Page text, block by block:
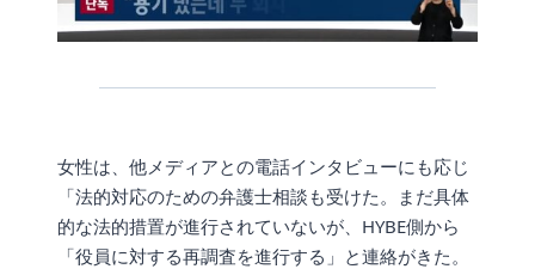
女性は、他メディアとの電話インタビューにも応じ
「法的対応のための弁護士相談も受けた。まだ具体
的な法的措置が進行されていないが、HYBE側から
「役員に対する再調査を進行する」と連絡がきた。